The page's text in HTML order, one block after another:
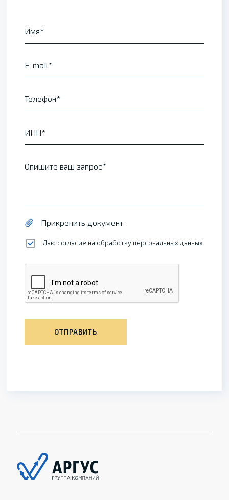
Имя
E-mail
Телефон
ИНН
Опишите ваш запрос
Прикрепить документ
Даю согласие на обработку персональных данных
ОТПРАВИТЬ